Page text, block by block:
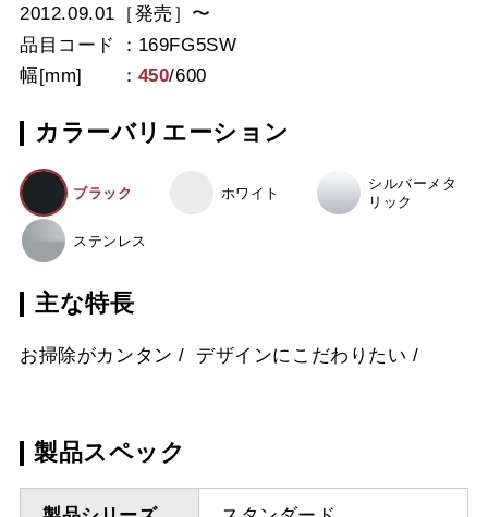
2012.09.01［発売］〜
品目コード
169FG5SW
幅[mm]
450/600
カラーバリエーション
ブラック ホワイト
シルバーメタ
リック
ステンレス
主な特長
お掃除がカンタン デザインにこだわりたい
製品スペック